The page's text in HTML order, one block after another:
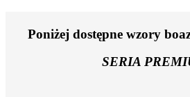
Poniżej dostępne wzory
SERIA